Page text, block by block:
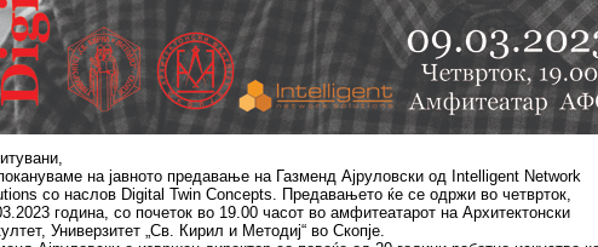
на јавното предавање на Газменд Ајруловски од Intelligent Network
со наслов Digital Twin Concepts. Предавањето ќе се одржи во четврток,
година, со почеток во 19.00 часот во амфитеатарот на Архитектонски
Универзитет „Св. Кирил и Методиј“ во Скопје.